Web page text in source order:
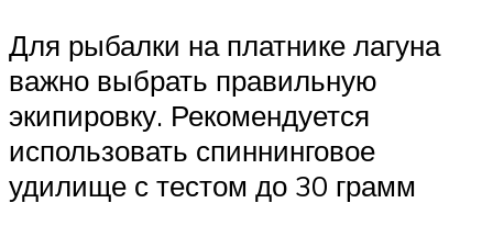
Для рыбалки на платнике лагуна
важно выбрать правильную
экипировку. Рекомендуется
использовать спиннинговое
удилище с тестом до 30 грамм